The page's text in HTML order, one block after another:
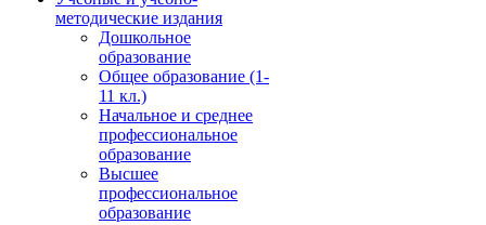
методические издания
Дошкольное
образование
Общее образование (1-
11 кл.)
Начальное и среднее
профессиональное
образование
Высшее
профессиональное
образование